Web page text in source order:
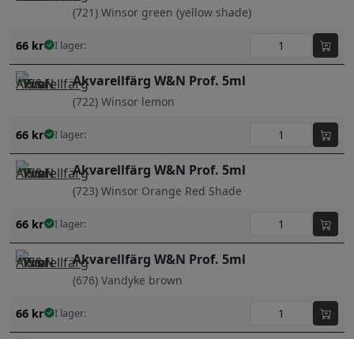
(721) Winsor green (yellow shade)
66 kr I lager:
Akvarellfärg W&N Prof. 5ml
(722) Winsor lemon
66 kr I lager:
Akvarellfärg W&N Prof. 5ml
(723) Winsor Orange Red Shade
66 kr I lager:
Akvarellfärg W&N Prof. 5ml
(676) Vandyke brown
66 kr I lager: